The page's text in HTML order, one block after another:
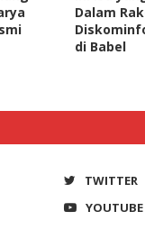
Dalam
di Babel
TWITTER
YOUTUBE